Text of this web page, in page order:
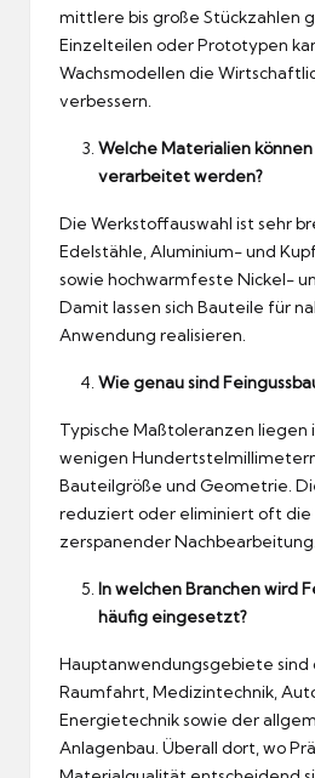
mittlere bis große Stückzahlen
Einzelteilen oder Prototypen
Wachsmodellen die
verbessern.
Welche Materialien können
verarbeitet werden?
Die Werkstoffauswahl ist sehr
Edelstähle, Aluminium- und
sowie hochwarmfeste Nickel-
Damit lassen sich Bauteile für
Anwendung realisieren.
Wie genau sind
Typische Maßtoleranzen liegen
wenigen
Bauteilgröße und Geometrie.
reduziert oder eliminiert oft
zerspanender Nachbearbeitung.
In welchen Branchen wird
häufig eingesetzt?
Hauptanwendungsgebiete sind
Raumfahrt, Medizintechnik,
Energietechnik sowie der
Anlagenbau. Überall dort, wo